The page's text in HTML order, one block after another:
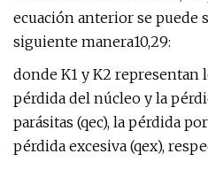
ecuación anterior se puede
siguiente manera10,29:
donde K1 y K2 representan
pérdida del núcleo y la
parásitas (qec), la pérdida
pérdida excesiva (qex),